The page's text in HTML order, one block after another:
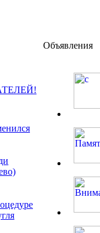
Объявления